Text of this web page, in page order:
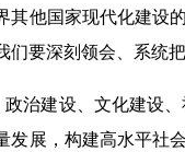
其他国家现代化建设
要深刻领会、系统
建设、文化建设、
发展，构建高水平